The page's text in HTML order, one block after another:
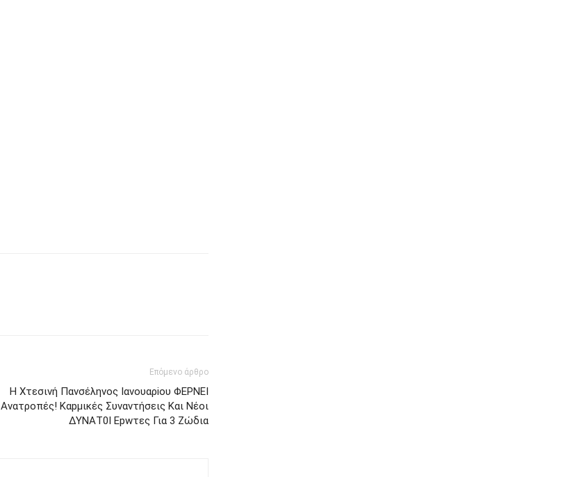
Επόμενο άρθρο
Η Χτεσινή Παvσέληνος Ιανουαρiου ΦEΡΝΕΙ
Avατροπές! Καpμικές Συvαvτήσεις Και Nέοι
ΔΥΝΑΤ0Ι Epwτες Για 3 Ζώδια